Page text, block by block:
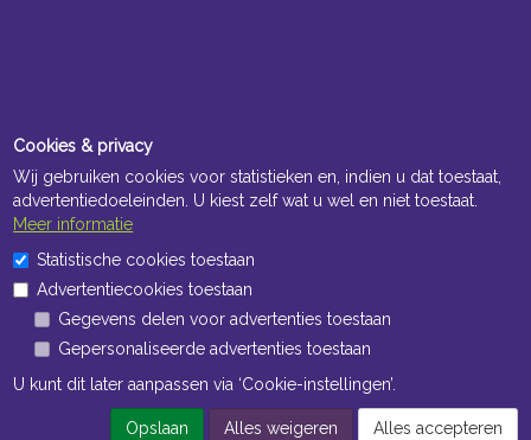
Cookies & privacy
Wij gebruiken cookies voor statistieken en, indien u dat toestaat,
advertentiedoeleinden. U kiest zelf wat u wel en niet toestaat.
Meer informatie
Statistische cookies toestaan
Advertentiecookies toestaan
Gegevens delen voor advertenties toestaan
Gepersonaliseerde advertenties toestaan
U kunt dit later aanpassen via ‘Cookie-instellingen’.
Opslaan Alles weigeren Alles accepteren